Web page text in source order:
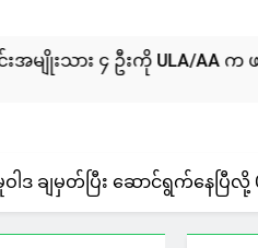
းကို ULA/AA က ဖမ်းဆီးထာ
ျမှတ်ပြီး ဆောင်ရွက်နေပြီလို့